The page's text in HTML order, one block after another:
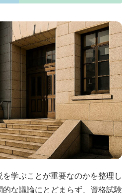
学ぶことが重要なのかを整理し
的な議論にとどまらず、資格試験